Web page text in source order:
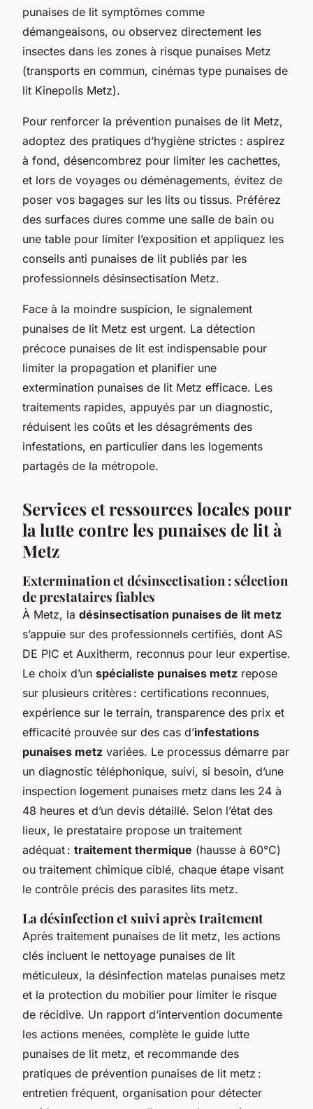
punaises de lit symptômes comme
démangeaisons, ou observez directement les
insectes dans les zones à risque punaises Metz
(transports en commun, cinémas type punaises de
lit Kinepolis Metz).
Pour renforcer la prévention punaises de lit Metz,
adoptez des pratiques d’hygiène strictes : aspirez
à fond, désencombrez pour limiter les cachettes,
et lors de voyages ou déménagements, évitez de
poser vos bagages sur les lits ou tissus. Préférez
des surfaces dures comme une salle de bain ou
une table pour limiter l’exposition et appliquez les
conseils anti punaises de lit publiés par les
professionnels désinsectisation Metz.
Face à la moindre suspicion, le signalement
punaises de lit Metz est urgent. La détection
précoce punaises de lit est indispensable pour
limiter la propagation et planifier une
extermination punaises de lit Metz efficace. Les
traitements rapides, appuyés par un diagnostic,
réduisent les coûts et les désagréments des
infestations, en particulier dans les logements
partagés de la métropole.
Services et ressources locales pour
la lutte contre les punaises de lit à
Metz
Extermination et désinsectisation : sélection
de prestataires fiables
À Metz, la désinsectisation punaises de lit metz
s’appuie sur des professionnels certifiés, dont AS
DE PIC et Auxitherm, reconnus pour leur expertise.
Le choix d’un spécialiste punaises metz repose
sur plusieurs critères : certifications reconnues,
expérience sur le terrain, transparence des prix et
efficacité prouvée sur des cas d’infestations
punaises metz variées. Le processus démarre par
un diagnostic téléphonique, suivi, si besoin, d’une
inspection logement punaises metz dans les 24 à
48 heures et d’un devis détaillé. Selon l’état des
lieux, le prestataire propose un traitement
adéquat : traitement thermique (hausse à 60°C)
ou traitement chimique ciblé, chaque étape visant
le contrôle précis des parasites lits metz.
La désinfection et suivi après traitement
Après traitement punaises de lit metz, les actions
clés incluent le nettoyage punaises de lit
méticuleux, la désinfection matelas punaises metz
et la protection du mobilier pour limiter le risque
de récidive. Un rapport d’intervention documente
les actions menées, complète le guide lutte
punaises de lit metz, et recommande des
pratiques de prévention punaises de lit metz :
entretien fréquent, organisation pour détecter